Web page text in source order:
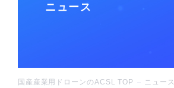
ニ ュ ー ス
国産産業用ドローンのACSL TOP ニュース